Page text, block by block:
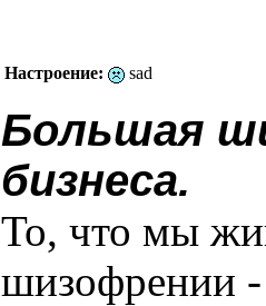
Настроение: sad
Большая
бизнеса.
То, что мы
шизофрении -